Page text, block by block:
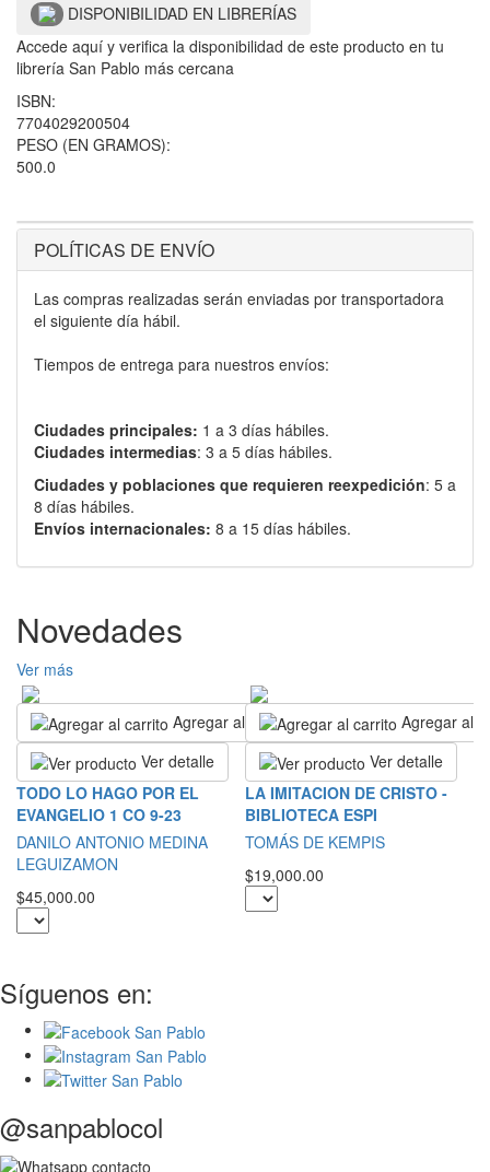
DISPONIBILIDAD EN LIBRERÍAS
Accede aquí y verifica la disponibilidad de este producto en tu
librería San Pablo más cercana
ISBN:
7704029200504
PESO (EN GRAMOS):
500.0
POLÍTICAS DE ENVÍO
Las compras realizadas serán enviadas por transportadora
el siguiente día hábil.
Tiempos de entrega para nuestros envíos:
Ciudades principales: 1 a 3 días hábiles.
Ciudades intermedias: 3 a 5 días hábiles.
Ciudades y poblaciones que requieren reexpedición: 5 a
8 días hábiles.
Envíos internacionales: 8 a 15 días hábiles.
Novedades
Ver más
Agregar al carrito
Ver detalle
TODO LO HAGO POR EL
EVANGELIO 1 CO 9-23
DANILO ANTONIO MEDINA
LEGUIZAMON
$45,000.00
Agregar al
Ver detalle
LA IMITACION DE CRISTO -
BIBLIOTECA ESPI
TOMÁS DE KEMPIS
$19,000.00
Síguenos en:
@sanpablocol